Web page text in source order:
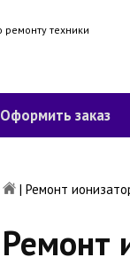
техники
Оформить заказ
| Ремонт
Ремонт